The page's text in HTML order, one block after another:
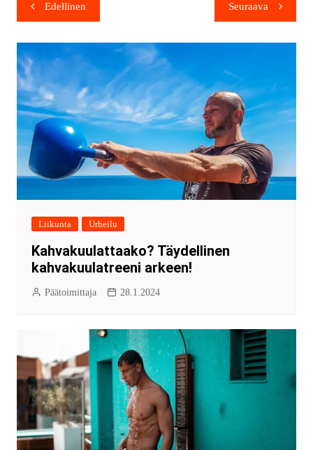
Edellinen Seuraava
Liikunta Urheilu
Kahvakuulattaako? Täydellinen
kahvakuulatreeni arkeen!
Päätoimittaja 28.1.2024